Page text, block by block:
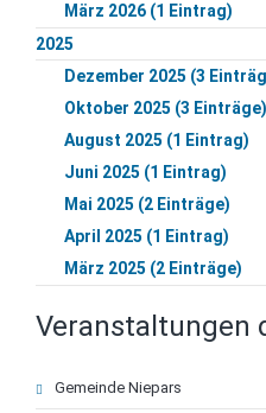
März 2026 (1 Eintrag)
2025
Dezember 2025 (3
Oktober 2025 (3 Einträge)
August 2025 (1 Eintrag)
Juni 2025 (1 Eintrag)
Mai 2025 (2 Einträge)
April 2025 (1 Eintrag)
März 2025 (2 Einträge)
Veranstaltungen
Navigation
überspringen
Gemeinde Niepars